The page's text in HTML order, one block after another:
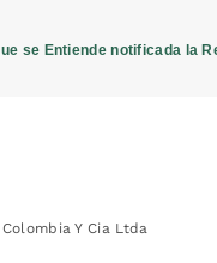
se Entiende notificada la
Y Cia Ltda